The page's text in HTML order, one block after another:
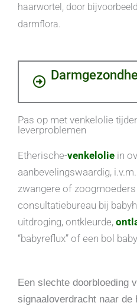
haarwortel, door
darmflora.
Pas op met venkelolie
leverproblemen
Etherische-venkelolie in
aanbevelingswaardig, i.v.m.
zwangere of
consultatiebureau bij
uitdroging, ontkleurde,
“babyreflux” of een bol
Een slechte doorbloeding
signaaloverdracht naar de